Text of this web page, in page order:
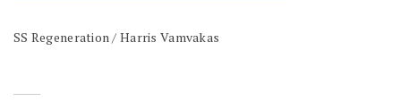
SS Regeneration / Harris Vamvakas